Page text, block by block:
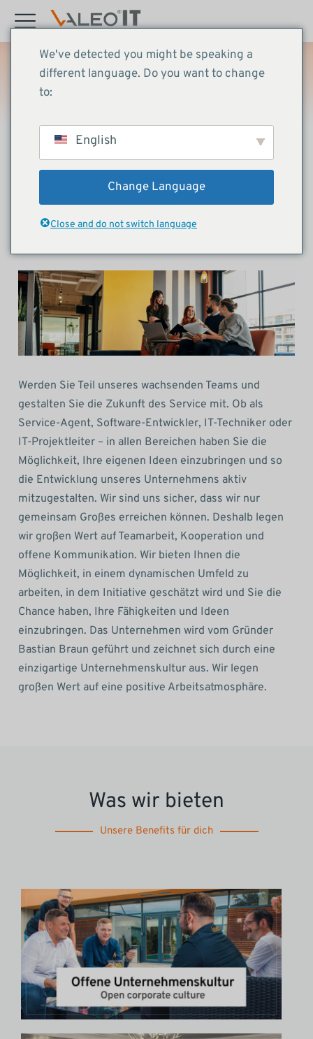
springen
Karriere
Sie befinden sich hier:
Werde Teil unseres
internationalen Teams
Werden Sie Teil unseres wachsenden Teams und
gestalten Sie die Zukunft des Service mit. Ob als
Service-Agent, Software-Entwickler, IT-Techniker oder
IT-Projektleiter – in allen Bereichen haben Sie die
Möglichkeit, Ihre eigenen Ideen einzubringen und so
die Entwicklung unseres Unternehmens aktiv
mitzugestalten. Wir sind uns sicher, dass wir nur
gemeinsam Großes erreichen können. Deshalb legen
wir großen Wert auf Teamarbeit, Kooperation und
offene Kommunikation. Wir bieten Ihnen die
Möglichkeit, in einem dynamischen Umfeld zu
arbeiten, in dem Initiative geschätzt wird und Sie die
Chance haben, Ihre Fähigkeiten und Ideen
einzubringen. Das Unternehmen wird vom Gründer
Bastian Braun geführt und zeichnet sich durch eine
einzigartige Unternehmenskultur aus. Wir legen
großen Wert auf eine positive Arbeitsatmosphäre.
Was wir bieten
Unsere Benefits für dich
We've detected you might be speaking a
different language. Do you want to change
to:
English
Change Language
Close and do not switch language